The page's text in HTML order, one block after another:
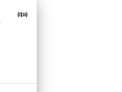
(dpa)